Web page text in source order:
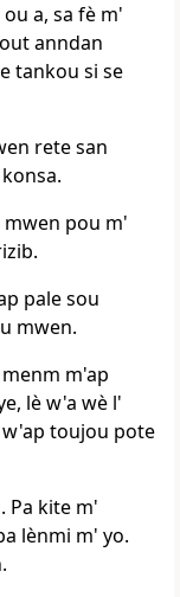
a, sa fè m'
anndan
tankou si se
rete san
mwen pou m'
pale sou
mwen.
m'ap
lè w'a wè l'
w'ap toujou pote
Pa kite m'
lènmi m' yo.